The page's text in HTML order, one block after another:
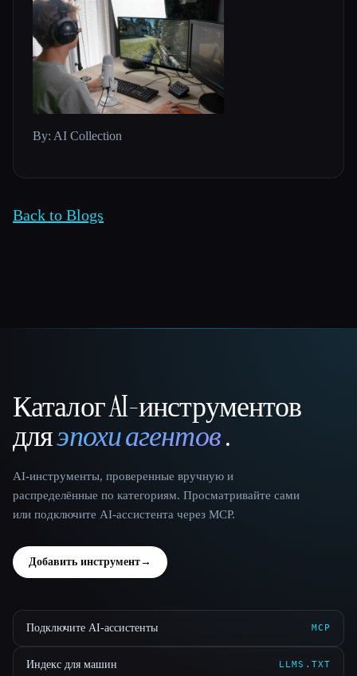
By: AI Collection
Back to Blogs
That AI Collection
Каталог AI-инструментов
дляэпохи агентов.
AI-инструменты, проверенные вручную и
распределённые по категориям. Просматривайте сами
или подключите AI-ассистента через MCP.
Добавить инструмент→
Подключите AI-ассистенты MCP
Индекс для машин LLMS.TXT